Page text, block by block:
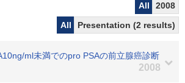
All
2008
All
Presentation (2 results)
ml未満でのpro PSAの前立腺癌診断
2008